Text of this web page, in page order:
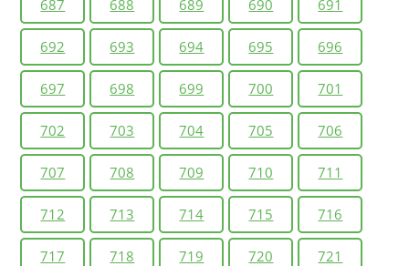
687 688 689 690 691
692 693 694 695 696
697 698 699 700 701
702 703 704 705 706
707 708 709 710 711
712 713 714 715 716
717 718 719 720 721